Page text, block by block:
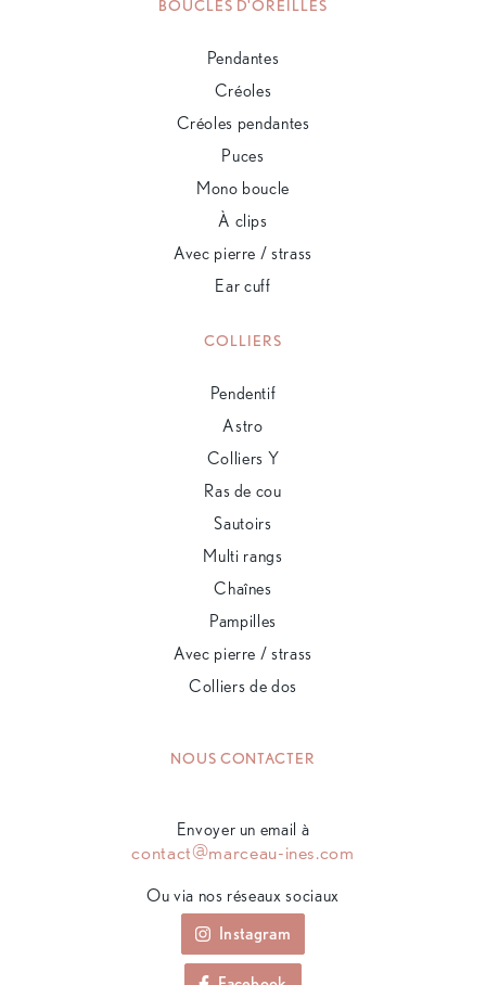
BOUCLES D'OREILLES
Pendantes
Créoles
Créoles pendantes
Puces
Mono boucle
À clips
Avec pierre / strass
Ear cuff
COLLIERS
Pendentif
Astro
Colliers Y
Ras de cou
Sautoirs
Multi rangs
Chaînes
Pampilles
Avec pierre / strass
Colliers de dos
NOUS CONTACTER
Envoyer un email à
contact@marceau-ines.com
Ou via nos réseaux sociaux
Instagram